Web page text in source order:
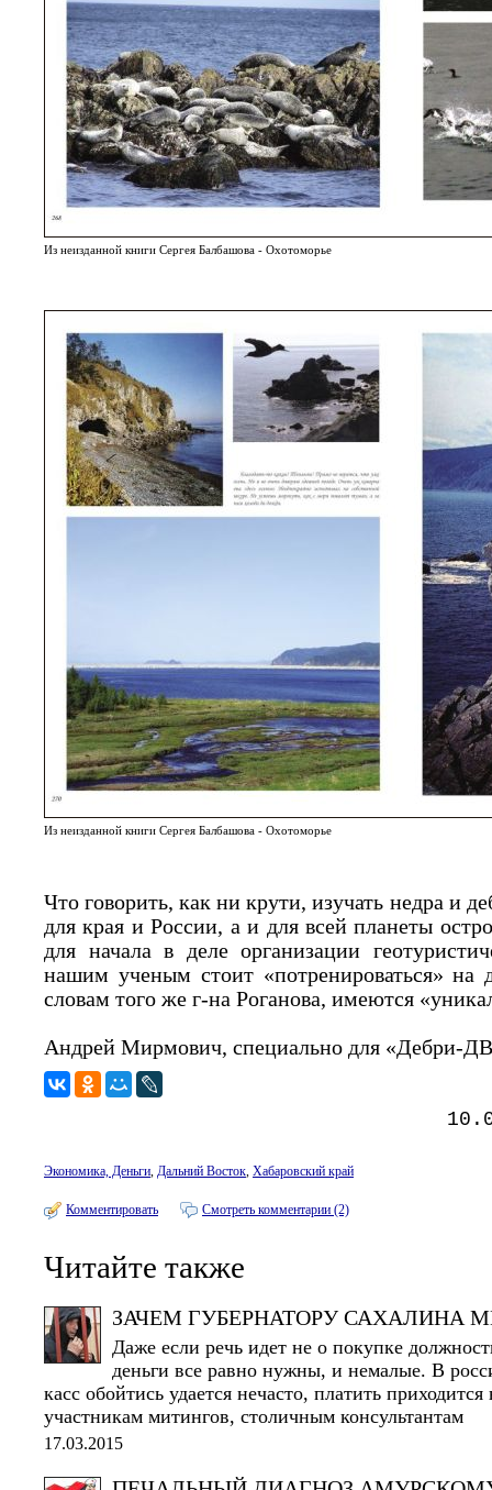
Из неизданной книги Сергея Балбашова - Охотоморье
Из неизданной книги Сергея Балбашова - Охотоморье
Что говорить, как ни крути, изучать недра и
для края и России, а и для всей планеты
для начала в деле организации
нашим ученым стоит «потренироваться» на
словам того же г-на Роганова, имеются
Андрей Мирмович, специально для «Дебри-
Экономика, Деньги, Дальний Восток, Хабаровский край
Комментировать Смотреть комментарии (2)
Читайте также
ЗАЧЕМ ГУБЕРНАТОРУ САХАЛИНА
Даже если речь идет не о покупке
деньги все равно нужны, и немалые. В
касс обойтись удается нечасто, платить
участникам митингов, столичным консультантам
17.03.2015